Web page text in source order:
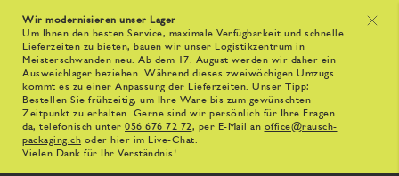
x
Wir modernisieren unser Lager
Um Ihnen den besten Service, maximale Verfügbarkeit und schnelle
Lieferzeiten zu bieten, bauen wir unser Logistikzentrum in
Meisterschwanden neu. Ab dem 17. August werden wir daher ein
Ausweichlager beziehen. Während dieses zweiwöchigen Umzugs
kommt es zu einer Anpassung der Lieferzeiten. Unser Tipp:
Bestellen Sie frühzeitig, um Ihre Ware bis zum gewünschten
Zeitpunkt zu erhalten. Gerne sind wir persönlich für Ihre Fragen
da, telefonisch unter 056 676 72 72, per E-Mail an office@rausch-
packaging.ch oder hier im Live-Chat.
Vielen Dank für Ihr Verständnis!